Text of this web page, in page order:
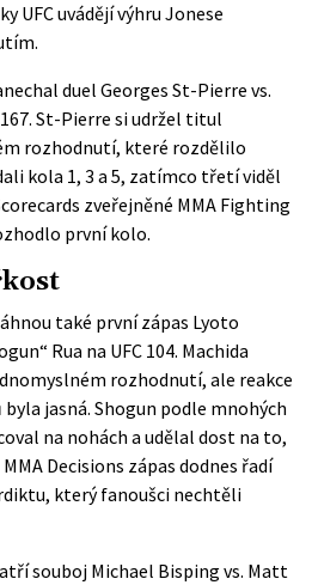
UFCuvádějí výhru Jonese
duel Georges St-Pierre vs.
St-Pierre si udržel titul
rozhodnutí, které rozdělilo
kola 1, 3 a 5, zatímco třetí viděl
zveřejněné MMA Fighting
první kolo.
také první zápas Lyoto
Rua na UFC 104. Machida
rozhodnutí, ale reakce
jasná. Shogun podle mnohých
na nohách a udělal dost na to,
MMA Decisions zápas dodnes řadí
který fanoušci nechtěli
souboj Michael Bisping vs. Matt